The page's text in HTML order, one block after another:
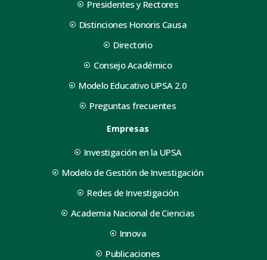
Presidentes y Rectores
Distinciones Honoris Causa
Directorio
Consejo Académico
Modelo Educativo UPSA 2.0
Preguntas frecuentes
Empresas
Investigación en la UPSA
Modelo de Gestión de Investigación
Redes de Investigación
Academia Nacional de Ciencias
Innova
Publicaciones